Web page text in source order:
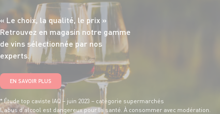
« Le choix, la qualité, le prix »
Retrouvez en magasin notre gamme
de vins sélectionnée par nos
experts.
EN SAVOIR PLUS
* Étude top caviste IAQ – juin 2023 – catégorie supermarchés
L’abus d’alcool est dangereux pour la santé. À consommer avec modération.